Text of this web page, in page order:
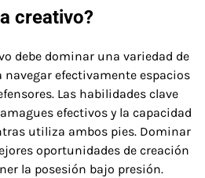
creativo?
debe dominar una variedad de
efectivamente espacios
Las habilidades clave
efectivos y la capacidad
utiliza ambos pies. Dominar
oportunidades de creación
la posesión bajo presión.